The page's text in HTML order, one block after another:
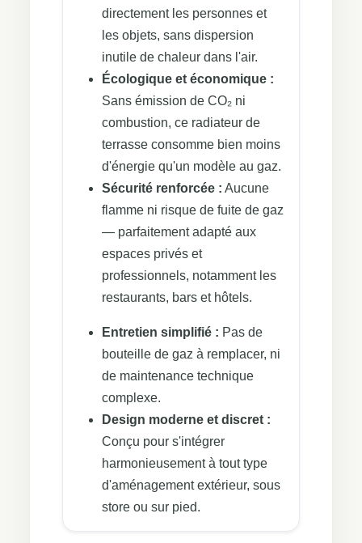
directement les personnes et
les objets, sans dispersion
inutile de chaleur dans l'air.
Écologique et économique :
Sans émission de CO₂ ni
combustion, ce radiateur de
terrasse consomme bien moins
d'énergie qu'un modèle au gaz.
Sécurité renforcée : Aucune
flamme ni risque de fuite de gaz
— parfaitement adapté aux
espaces privés et
professionnels, notamment les
restaurants, bars et hôtels.
Entretien simplifié : Pas de
bouteille de gaz à remplacer, ni
de maintenance technique
complexe.
Design moderne et discret :
Conçu pour s'intégrer
harmonieusement à tout type
d'aménagement extérieur, sous
store ou sur pied.